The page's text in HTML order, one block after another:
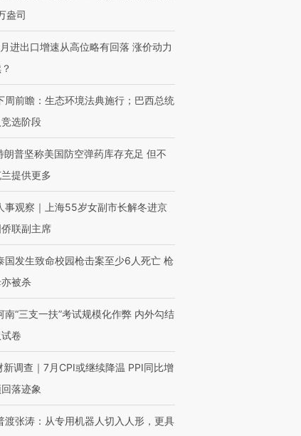
盎司
进出口增速从高位略有回落 涨价动力
周前瞻：生态环境法典施行；巴西总统
选阶段
朗普坚称美国防空弹药库存充足 但不
提供更多
事观察｜上海55岁女副市长解冬进京
联副主席
国发生致命校园枪击案至少6人死亡 枪
被杀
南“三支一扶”考试规模化作弊 内外勾结
卷
新调查｜7月CPI或继续降温 PPI同比增
落迹象
渡张涛：从专用机器人切入人形，更具